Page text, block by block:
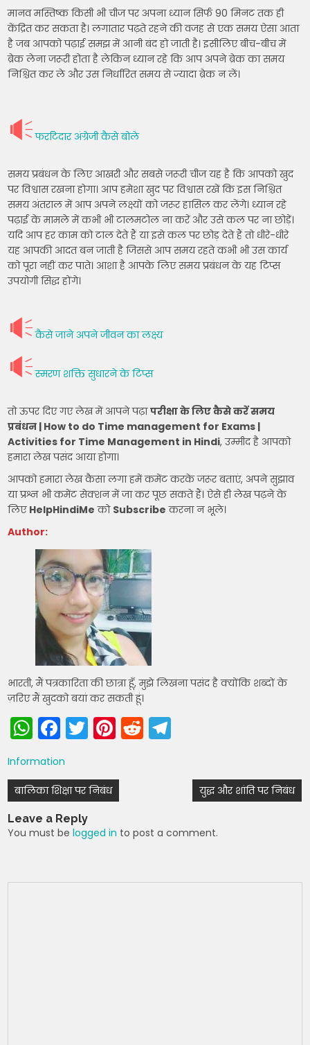
मानव मस्तिष्क किसी भी चीज पर अपना ध्यान सिर्फ 90 मिनट तक ही
केंद्रित कर सकता है। लगातार पढ़ते रहने की वजह से एक समय ऐसा आता
है जब आपको पढ़ाई समझ में आनी बंद हो जाती है। इसीलिए बीच-बीच में
ब्रेक लेना जरूरी होता है लेकिन ध्यान रहे कि आप अपने ब्रेक का समय
निश्चित कर ले और उस निर्धारित समय से ज्यादा ब्रेक न लें।
फर्राटेदार अंग्रेजी कैसे बोले
समय प्रबंधन के लिए आखरी और सबसे जरूरी चीज यह है कि आपको खुद
पर विश्वास रखना होगा। आप हमेशा खुद पर विश्वास रखें कि इस निश्चित
समय अंतराल में आप अपने लक्ष्यों को जरूर हासिल कर लेंगे। ध्यान रहे
पढ़ाई के मामले में कभी भी टालमटोल ना करें और उसे कल पर ना छोड़ें।
यदि आप हर काम को टाल देते हैं या इसे कल पर छोड़ देते हैं तो धीरे-धीरे
यह आपकी आदत बन जाती है जिससे आप समय रहते कभी भी उस कार्य
को पूरा नहीं कर पाते। आशा है आपके लिए समय प्रबंधन के यह टिप्स
उपयोगी सिद्ध होंगे।
कैसे जाने अपने जीवन का लक्ष्य
स्मरण शक्ति सुधारने के टिप्स
तो ऊपर दिए गए लेख में आपने पढ़ापरीक्षा के लिए कैसे करें समय
प्रबंधन | How to do Time management for Exams |
Activities for Time Management in Hindi, उम्मीद है आपको
हमारा लेख पसंद आया होगा।
आपको हमारा लेख कैसा लगा हमें कमेंट करके जरूर बताएं, अपने सुझाव
या प्रश्न भी कमेंट सेक्शन में जा कर पूछ सकते हैं। ऐसे ही लेख पढ़ने के
लिए HelpHindiMe को Subscribe करना न भूले।
Author:
भारती, मैं पत्रकारिता की छात्रा हूँ, मुझे लिखना पसंद है क्योंकि शब्दों के
ज़रिए मैं खुदको बयां कर सकती हूं।
W
a
ts
A
p
F
c
e
b
o
k
T
itt
er
Pi
er
e
R
gr
m
Information
Post
navigation
बालिका शिक्षा पर निबंध युद्ध और शांति पर निबंध
Leave a Reply
You must belogged in to post a comment.